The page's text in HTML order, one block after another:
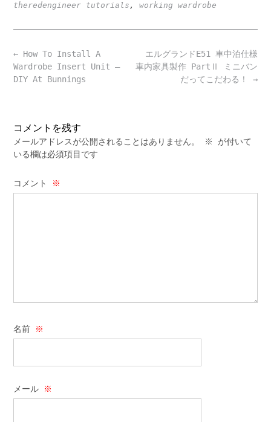
theredengineer tutorials , working wardrobe
Post
navigation
エルグランドE51 車中泊仕様
車内家具製作 PartⅡ ミニバン
だってこだわる！ →
← How To Install A
Wardrobe Insert Unit –
DIY At Bunnings
コメントを残す
メールアドレスが公開されることはありません。 ※
が付いて
いる欄は必須項目です
コメント ※
名前 ※
メール ※